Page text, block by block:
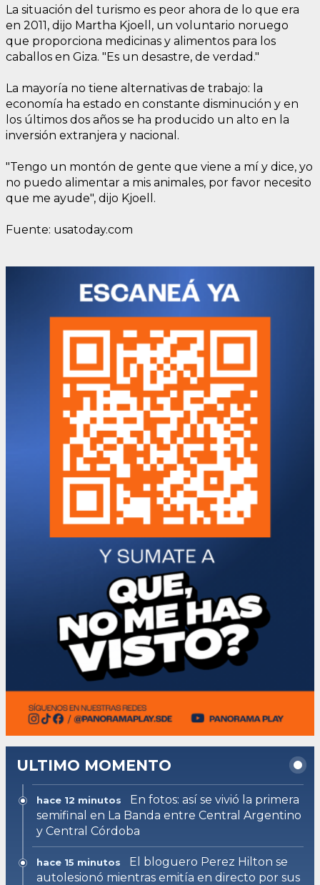
La situación del turismo es peor ahora de lo que era
en 2011, dijo Martha Kjoell, un voluntario noruego
que proporciona medicinas y alimentos para los
caballos en Giza. "Es un desastre, de verdad."
La mayoría no tiene alternativas de trabajo: la
economía ha estado en constante disminución y en
los últimos dos años se ha producido un alto en la
inversión extranjera y nacional.
"Tengo un montón de gente que viene a mí y dice, yo
no puedo alimentar a mis animales, por favor necesito
que me ayude", dijo Kjoell.
Fuente: usatoday.com
ULTIMO MOMENTO
hace 12 minutos
En fotos: así se vivió la primera
semifinal en La Banda entre Central Argentino
y Central Córdoba
hace 15 minutos
El bloguero Perez Hilton se
autolesionó mientras emitía en directo por sus